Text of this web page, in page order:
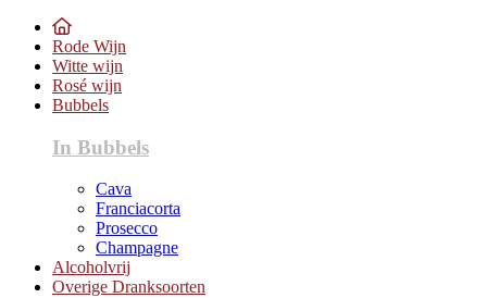
Rode Wijn
Witte wijn
Rosé wijn
Bubbels
In Bubbels
Cava
Franciacorta
Prosecco
Champagne
Alcoholvrij
Overige Dranksoorten